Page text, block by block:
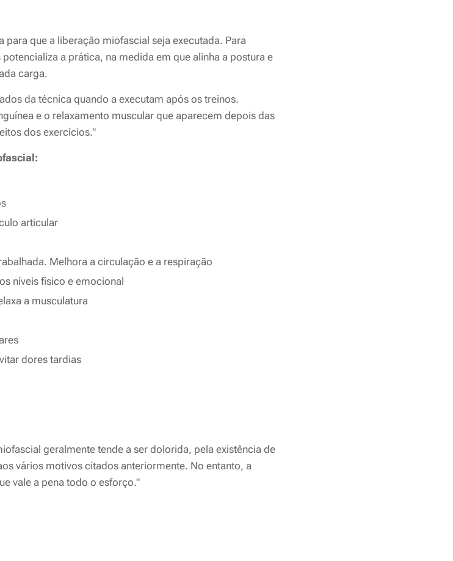
que a liberação miofascial seja executada. Para
a prática, na medida em que alinha a postura e
carga.
da técnica quando a executam após os treinos.
e o relaxamento muscular que aparecem depois das
dos exercícios."
articular
Melhora a circulação e a respiração
níveis físico e emocional
a musculatura
dores tardias
geralmente tende a ser dolorida, pela existência de
vários motivos citados anteriormente. No entanto, a
vale a pena todo o esforço."